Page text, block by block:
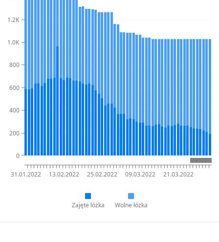
0
200
400
600
800
1.0K
1.2K
31.01.2022 13.02.2022 25.02.2022 09.03.2022 21.03.2022
Zajęte lóżka Wolne łóżka